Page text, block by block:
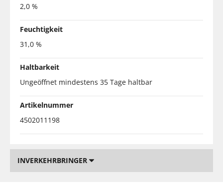
2,0 %
Feuchtigkeit
31,0 %
Haltbarkeit
Ungeöffnet mindestens 35 Tage haltbar
Artikelnummer
4502011198
INVERKEHRBRINGER